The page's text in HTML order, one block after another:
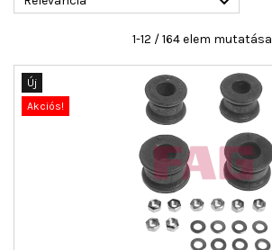
1-12 / 164 elem mutatása
Új
Akciós!